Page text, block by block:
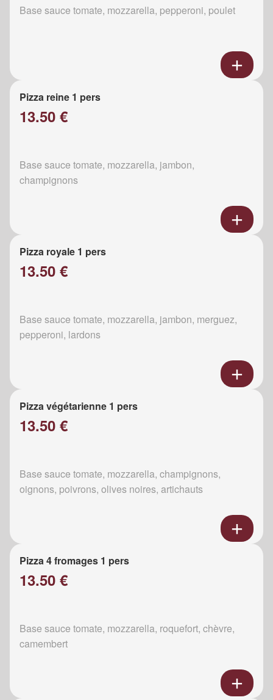
Base sauce tomate, mozzarella, pepperoni, poulet
Pizza reine 1 pers
13.50 €
Base sauce tomate, mozzarella, jambon,
champignons
Pizza royale 1 pers
13.50 €
Base sauce tomate, mozzarella, jambon, merguez,
pepperoni, lardons
Pizza végétarienne 1 pers
13.50 €
Base sauce tomate, mozzarella, champignons,
oignons, poivrons, olives noires, artichauts
Pizza 4 fromages 1 pers
13.50 €
Base sauce tomate, mozzarella, roquefort, chèvre,
camembert